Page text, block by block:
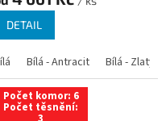
Bílá - Tmavý dub Bílá -
DETAIL
Bílá - Antracit Bílá - Zlatý
Počet komor: 6
Počet těsnění: